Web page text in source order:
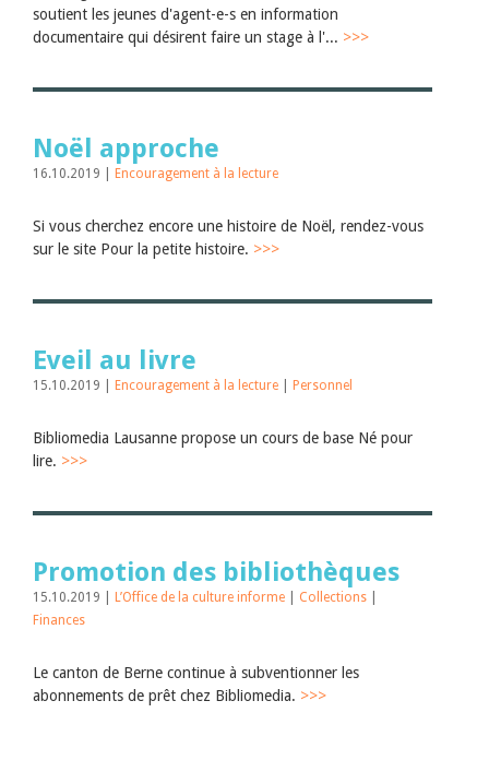
soutient les jeunes d'agent-e-s en information
documentaire qui désirent faire un stage à l'... >>>
Noël approche
16.10.2019 | Encouragement à la lecture
Si vous cherchez encore une histoire de Noël, rendez-vous
sur le site Pour la petite histoire. >>>
Eveil au livre
15.10.2019 | Encouragement à la lecture Personnel
Bibliomedia Lausanne propose un cours de base Né pour
lire. >>>
Promotion des bibliothèques
15.10.2019 | L’Office de la culture informe Collections
Finances
Le canton de Berne continue à subventionner les
abonnements de prêt chez Bibliomedia. >>>